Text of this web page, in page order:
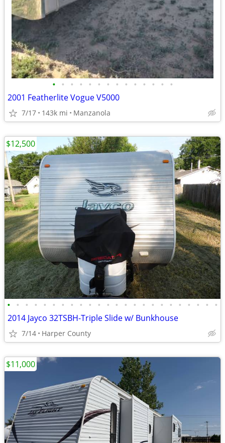
• • • • • • • • • • • • • •
2001 Featherlite Vogue V5000
7/17 143k mi Manzanola
• • • • • • • • • • • • • • • • • • • • • • • •
2014 Jayco 32TSBH-Triple Slide w/ Bunkhouse
7/14 Harper County
$12,500
$11,000